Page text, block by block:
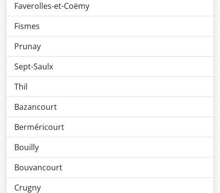
Faverolles-et-Coëmy
Fismes
Prunay
Sept-Saulx
Thil
Bazancourt
Berméricourt
Bouilly
Bouvancourt
Crugny